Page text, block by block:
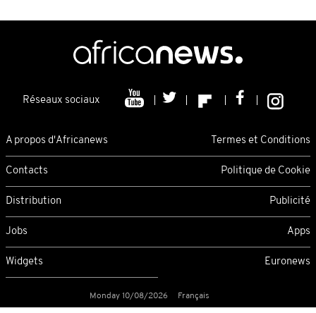
Réseaux sociaux
A propos d'Africanews Termes et Conditions
Contacts Politique de Cookie
Distribution Publicité
Jobs Apps
Widgets Euronews
Monday 10/08/2026